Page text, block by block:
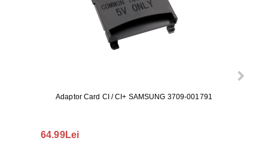
Adaptor Card CI / CI+ SAMSUNG 3709-001791
64.99Lei